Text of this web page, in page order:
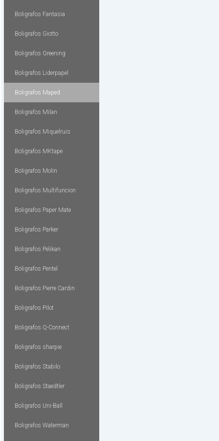
Boligrafos Fantasia
Boligrafos Giotto
Boligrafos Greening
Boligrafos Liderpapel
Boligrafos Maped
Boligrafos Milan
Boligrafos Miquelruis
Boligrafos MKtape
Boligrafos Molin
Boligrafos Multifuncion
Boligrafos Paper Mate
Boligrafos Parker
Boligrafos Pelikan
Boligrafos Pentel
Boligrafos Pierre Cardin
Boligrafos Pilot
Boligrafos Q-Connect
Boligrafos sharpie
Boligrafos Stabilo
Boligrafos Staedtler
Boligrafos Uni-Ball
Boligrafos Waterman